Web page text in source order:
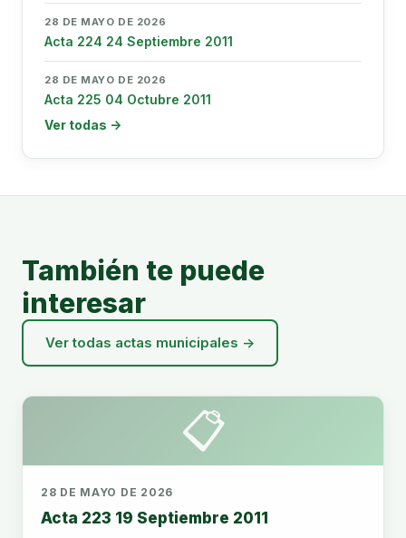
28 DE MAYO DE 2026
Acta 224 24 Septiembre 2011
28 DE MAYO DE 2026
Acta 225 04 Octubre 2011
Ver todas →
También te puede
interesar
Ver todas actas municipales →
📋
28 DE MAYO DE 2026
Acta 223 19 Septiembre 2011